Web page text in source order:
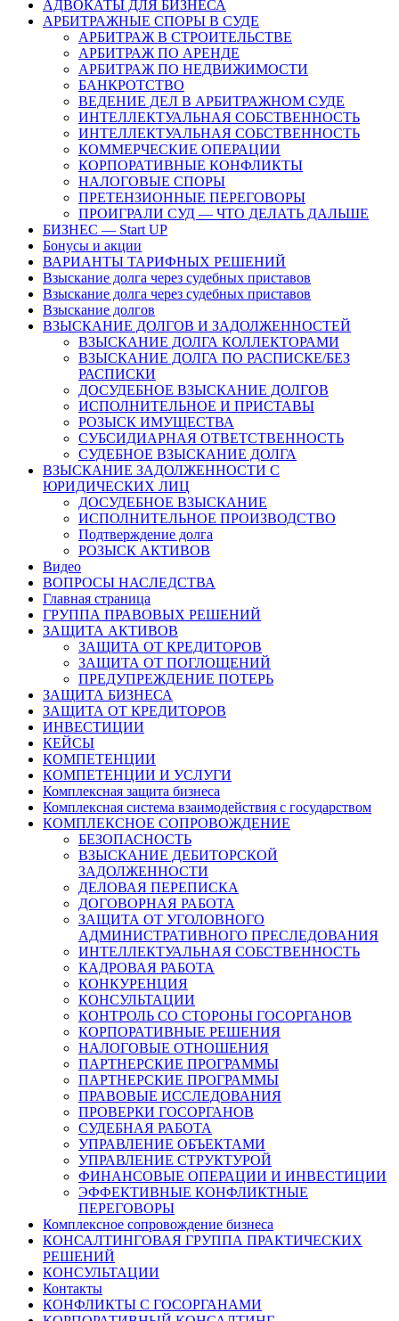
АДВОКАТЫ ДЛЯ БИЗНЕСА
АРБИТРАЖНЫЕ СПОРЫ В СУДЕ
АРБИТРАЖ В СТРОИТЕЛЬСТВЕ
АРБИТРАЖ ПО АРЕНДЕ
АРБИТРАЖ ПО НЕДВИЖИМОСТИ
БАНКРОТСТВО
ВЕДЕНИЕ ДЕЛ В АРБИТРАЖНОМ СУДЕ
ИНТЕЛЛЕКТУАЛЬНАЯ СОБСТВЕННОСТЬ
ИНТЕЛЛЕКТУАЛЬНАЯ СОБСТВЕННОСТЬ
КОММЕРЧЕСКИЕ ОПЕРАЦИИ
КОРПОРАТИВНЫЕ КОНФЛИКТЫ
НАЛОГОВЫЕ СПОРЫ
ПРЕТЕНЗИОННЫЕ ПЕРЕГОВОРЫ
ПРОИГРАЛИ СУД — ЧТО ДЕЛАТЬ ДАЛЬШЕ
БИЗНЕС — Start UP
Бонусы и акции
ВАРИАНТЫ ТАРИФНЫХ РЕШЕНИЙ
Взыскание долга через судебных приставов
Взыскание долга через судебных приставов
Взыскание долгов
ВЗЫСКАНИЕ ДОЛГОВ И ЗАДОЛЖЕННОСТЕЙ
ВЗЫСКАНИЕ ДОЛГА КОЛЛЕКТОРАМИ
ВЗЫСКАНИЕ ДОЛГА ПО РАСПИСКЕ/БЕЗ
РАСПИСКИ
ДОСУДЕБНОЕ ВЗЫСКАНИЕ ДОЛГОВ
ИСПОЛНИТЕЛЬНОЕ И ПРИСТАВЫ
РОЗЫСК ИМУЩЕСТВА
СУБСИДИАРНАЯ ОТВЕТСТВЕННОСТЬ
СУДЕБНОЕ ВЗЫСКАНИЕ ДОЛГА
ВЗЫСКАНИЕ ЗАДОЛЖЕННОСТИ С
ЮРИДИЧЕСКИХ ЛИЦ
ДОСУДЕБНОЕ ВЗЫСКАНИЕ
ИСПОЛНИТЕЛЬНОЕ ПРОИЗВОДСТВО
Подтверждение долга
РОЗЫСК АКТИВОВ
Видео
ВОПРОСЫ НАСЛЕДСТВА
Главная страница
ГРУППА ПРАВОВЫХ РЕШЕНИЙ
ЗАЩИТА АКТИВОВ
ЗАЩИТА ОТ КРЕДИТОРОВ
ЗАЩИТА ОТ ПОГЛОЩЕНИЙ
ПРЕДУПРЕЖДЕНИЕ ПОТЕРЬ
ЗАЩИТА БИЗНЕСА
ЗАЩИТА ОТ КРЕДИТОРОВ
ИНВЕСТИЦИИ
КЕЙСЫ
КОМПЕТЕНЦИИ
КОМПЕТЕНЦИИ И УСЛУГИ
Комплексная защита бизнеса
Комплексная система взаимодействия с государством
КОМПЛЕКСНОЕ СОПРОВОЖДЕНИЕ
БЕЗОПАСНОСТЬ
ВЗЫСКАНИЕ ДЕБИТОРСКОЙ
ЗАДОЛЖЕННОСТИ
ДЕЛОВАЯ ПЕРЕПИСКА
ДОГОВОРНАЯ РАБОТА
ЗАЩИТА ОТ УГОЛОВНОГО
АДМИНИСТРАТИВНОГО ПРЕСЛЕДОВАНИЯ
ИНТЕЛЛЕКТУАЛЬНАЯ СОБСТВЕННОСТЬ
КАДРОВАЯ РАБОТА
КОНКУРЕНЦИЯ
КОНСУЛЬТАЦИИ
КОНТРОЛЬ СО СТОРОНЫ ГОСОРГАНОВ
КОРПОРАТИВНЫЕ РЕШЕНИЯ
НАЛОГОВЫЕ ОТНОШЕНИЯ
ПАРТНЕРСКИЕ ПРОГРАММЫ
ПАРТНЕРСКИЕ ПРОГРАММЫ
ПРАВОВЫЕ ИССЛЕДОВАНИЯ
ПРОВЕРКИ ГОСОРГАНОВ
СУДЕБНАЯ РАБОТА
УПРАВЛЕНИЕ ОБЪЕКТАМИ
УПРАВЛЕНИЕ СТРУКТУРОЙ
ФИНАНСОВЫЕ ОПЕРАЦИИ И ИНВЕСТИЦИИ
ЭФФЕКТИВНЫЕ КОНФЛИКТНЫЕ
ПЕРЕГОВОРЫ
Комплексное сопровождение бизнеса
КОНСАЛТИНГОВАЯ ГРУППА ПРАКТИЧЕСКИХ
РЕШЕНИЙ
КОНСУЛЬТАЦИИ
Контакты
КОНФЛИКТЫ С ГОСОРГАНАМИ